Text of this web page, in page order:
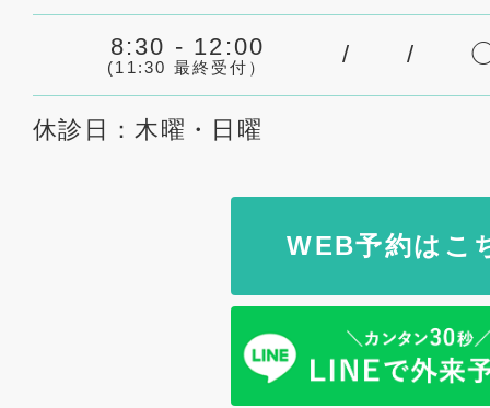
8:30 - 12:00
(11:30 最終受付） / /
休診日：木曜・日曜
WEB予約はこ